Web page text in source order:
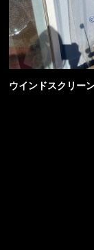
ウインドスクリー